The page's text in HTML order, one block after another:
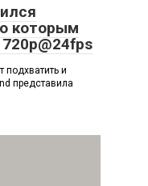
которым
и
представила